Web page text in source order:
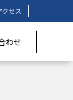
クセス
わせ